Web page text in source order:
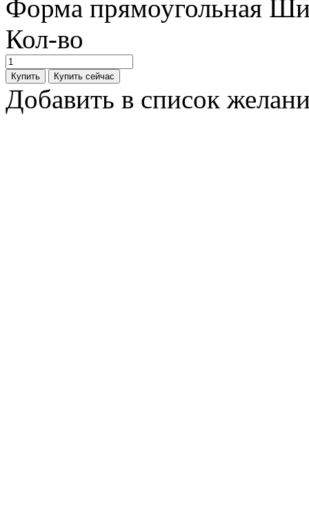
Форма прямоугольная
Кол-во
Добавить в список